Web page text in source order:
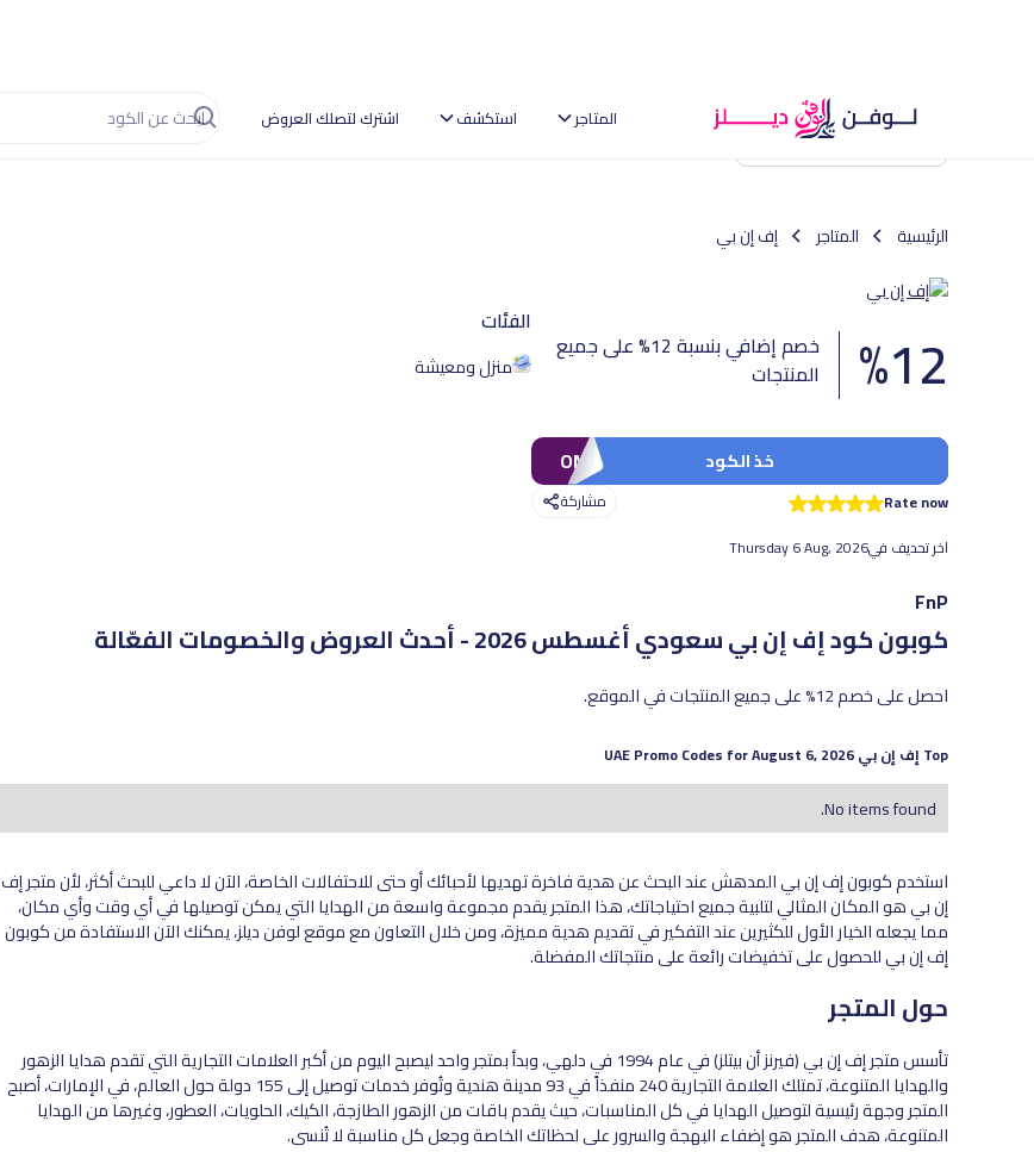
المتاجر استكشف اشترك لتصلك العروض
العودة إلى الصفحة الرئيسية
الرئيسية المتاجر إف إن بي
12
%
خصم إضافي بنسبة 12% على جميع
المنتجات
OM9 خذ الكود
Rate now
مشاركة
اخر تحديف فيThursday 6 Aug, 2026
الفئات
منزل ومعيشة
FnP
كوبون كود إف إن بي سعوديأغسطس 2026 - أحدث العروض والخصومات الفعّالة
احصل على خصم 12% على جميع المنتجات في الموقع.
Top إف إن بيAugust 6, 2026
No items found.
استخدم كوبون إف إن بي المدهش عند البحث عن هدية فاخرة تهديها لأحبائك أو حتى للاحتفالات الخاصة، الآن لا داعي للبحث أكثر، لأن متجر إف
إن بي هو المكان المثالي لتلبية جميع احتياجاتك، هذا المتجر يقدم مجموعة واسعة من الهدايا التي يمكن توصيلها في أي وقت وأي مكان،
مما يجعله الخيار الأول للكثيرين عند التفكير في تقديم هدية مميزة، ومن خلال التعاون مع موقع لوفن ديلز، يمكنك الآن الاستفادة من كوبون
إف إن بي للحصول على تخفيضات رائعة على منتجاتك المفضلة.
حول المتجر
تأسس متجر إف إن بي (فيرنز أن بيتلز) في عام 1994 في دلهي، وبدأ بمتجر واحد ليصبح اليوم من أكبر العلامات التجارية التي تقدم هدايا الزهور
والهدايا المتنوعة، تمتلك العلامة التجارية 240 منفذاً في 93 مدينة هندية وتُوفر خدمات توصيل إلى 155 دولة حول العالم، في الإمارات، أصبح
المتجر وجهة رئيسية لتوصيل الهدايا في كل المناسبات، حيث يقدم باقات من الزهور الطازجة، الكيك، الحلويات، العطور، وغيرها من الهدايا
المتنوعة، هدف المتجر هو إضفاء البهجة والسرور على لحظاتك الخاصة وجعل كل مناسبة لا تُنسى.